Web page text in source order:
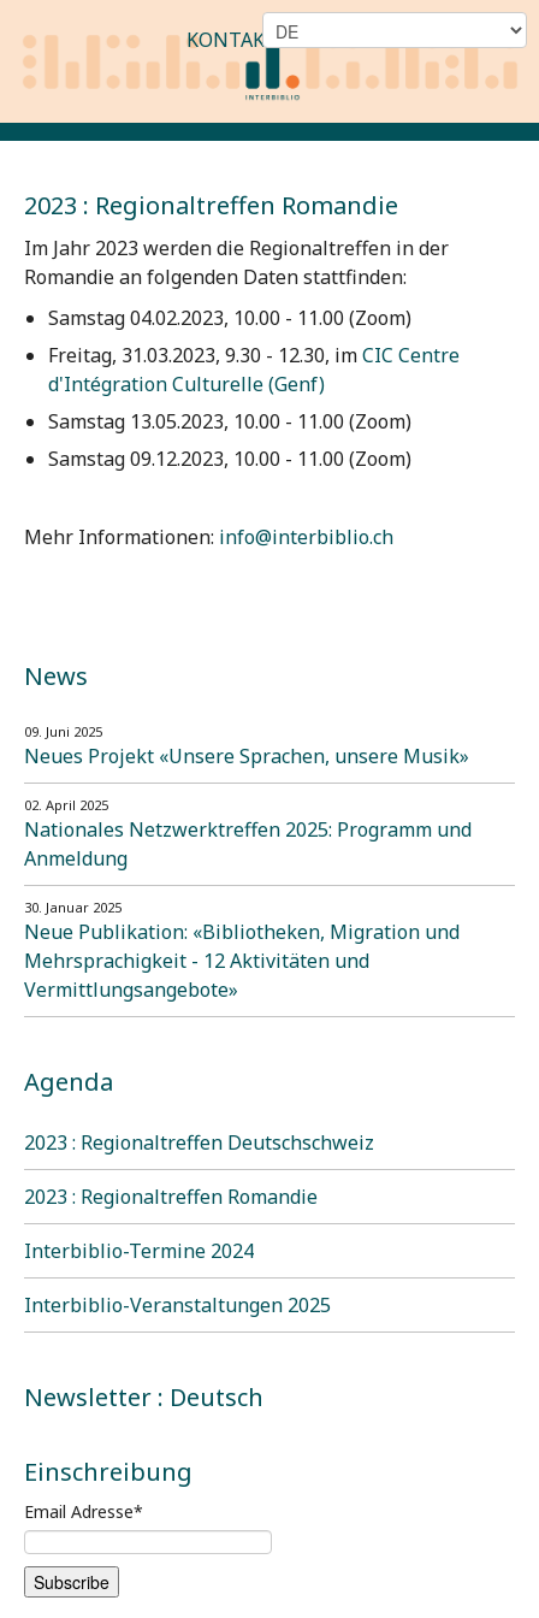
KONTAKT
2023 : Regionaltreffen Romandie
Im Jahr 2023 werden die Regionaltreffen in der
Romandie an folgenden Daten stattfinden:
Samstag 04.02.2023, 10.00 - 11.00 (Zoom)
Freitag, 31.03.2023, 9.30 - 12.30, imCIC Centre
d'Intégration Culturelle (Genf)
Samstag 13.05.2023, 10.00 - 11.00 (Zoom)
Samstag 09.12.2023, 10.00 - 11.00 (Zoom)
Mehr Informationen: info@interbiblio.ch
News
09. Juni 2025
Neues Projekt «Unsere Sprachen, unsere Musik»
02. April 2025
Nationales Netzwerktreffen 2025: Programm und
Anmeldung
30. Januar 2025
Neue Publikation: «Bibliotheken, Migration und
Mehrsprachigkeit - 12 Aktivitäten und
Vermittlungsangebote»
Agenda
2023 : Regionaltreffen Deutschschweiz
2023 : Regionaltreffen Romandie
Interbiblio-Termine 2024
Interbiblio-Veranstaltungen 2025
Newsletter : Deutsch
Einschreibung
Email Adresse*